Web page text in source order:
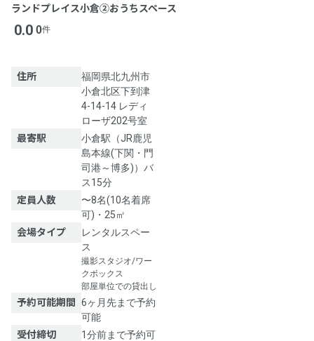
ランドプレイス小倉②おうちスペース
0.0 0件
住所
福岡県北九州市
小倉北区下到津
4-14-14 レディ
ローザ202号室
最寄駅
小倉駅（JR鹿児
島本線(下関・門
司港～博多)）バ
ス15分
定員人数
〜8名(10名着席
可)・25㎡
会場タイプ
レンタルスペー
ス
撮影スタジオ/ワー
クボックス
部屋単位での貸出し
予約可能期間
6ヶ月先まで予約
可能
受付締切
1分前まで予約可